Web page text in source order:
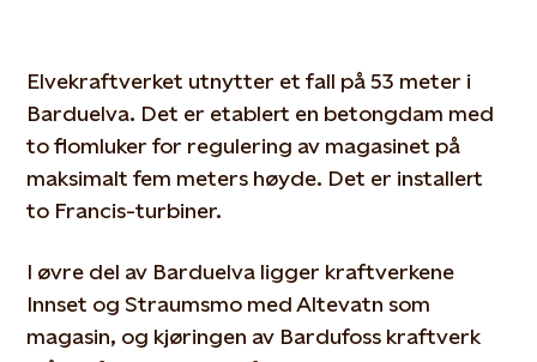
Elvekraftverket utnytter et fall på 53 meter i
Barduelva. Det er etablert en betongdam med
to flomluker for regulering av magasinet på
maksimalt fem meters høyde. Det er installert
to Francis-turbiner.
I øvre del av Barduelva ligger kraftverkene
Innset og Straumsmo med Altevatn som
magasin, og kjøringen av Bardufoss kraftverk